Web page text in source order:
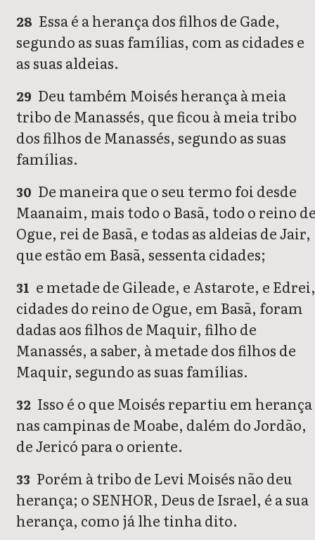
28 Essa é a herança dos filhos de Gade,
segundo as suas famílias, com as cidades e
as suas aldeias.
29 Deu também Moisés herança à meia
tribo de Manassés, que ficou à meia tribo
dos filhos de Manassés, segundo as suas
famílias.
30 De maneira que o seu termo foi desde
Maanaim, mais todo o Basã, todo o reino
Ogue, rei de Basã, e todas as aldeias de Jair,
que estão em Basã, sessenta cidades;
31 e metade de Gileade, e Astarote, e
cidades do reino de Ogue, em Basã, foram
dadas aos filhos de Maquir, filho de
Manassés, a saber, à metade dos filhos de
Maquir, segundo as suas famílias.
32 Isso é o que Moisés repartiu em herança
nas campinas de Moabe, dalém do Jordão,
de Jericó para o oriente.
33 Porém à tribo de Levi Moisés não deu
herança; o SENHOR, Deus de Israel, é a sua
herança, como já lhe tinha dito.